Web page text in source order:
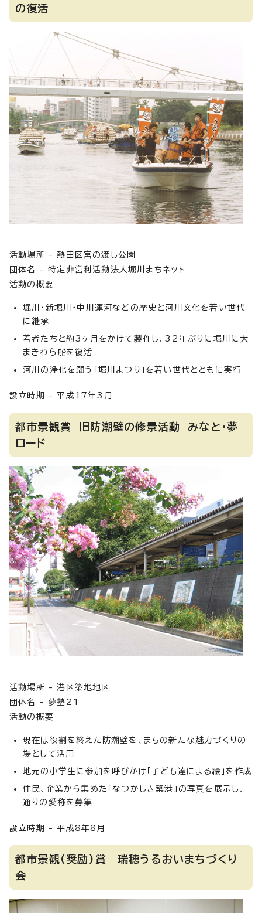
の復活
活動場所 - 熱田区宮の渡し公園
団体名 - 特定非営利活動法人堀川まちネット
活動の概要
堀川・新堀川・中川運河などの歴史と河川文化を若い世代
に継承
若者たちと約3ヶ月をかけて製作し、32年ぶりに堀川に大
まきわら船を復活
河川の浄化を願う「堀川まつり」を若い世代とともに実行
設立時期 - 平成17年3月
都市景観賞 旧防潮壁の修景活動 みなと・夢
ロード
活動場所 - 港区築地地区
団体名 - 夢塾21
活動の概要
現在は役割を終えた防潮壁を、まちの新たな魅力づくりの
場として活用
地元の小学生に参加を呼びかけ「子ども達による絵」を作成
住民、企業から集めた「なつかしき築港」の写真を展示し、
通りの愛称を募集
設立時期 - 平成8年8月
都市景観(奨励)賞 瑞穂うるおいまちづくり
会